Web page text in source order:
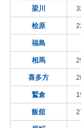
梁川
桧原
福島
相馬
喜多方
鷲倉
飯舘